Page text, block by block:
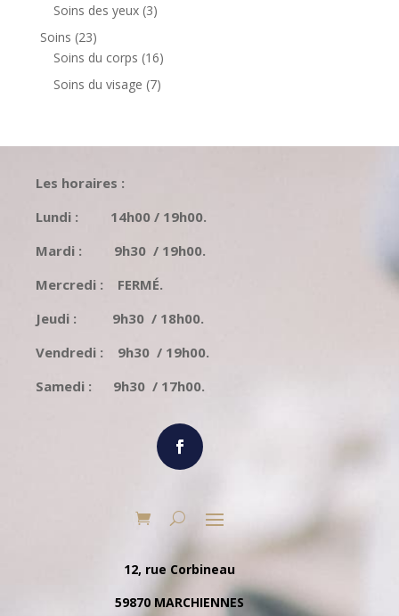
Soins des yeux 33
Soins 2323
produits
Soins du corps 1616
produits
Soins du visage 77
Les horaires :
Lundi : 14h00 / 19h00.
Mardi : 9h30 / 19h00.
Mercredi : FERMÉ.
Jeudi : 9h30 / 18h00.
Vendredi : 9h30 / 19h00.
Samedi : 9h30 / 17h00.
12, rue Corbineau
59870 MARCHIENNES